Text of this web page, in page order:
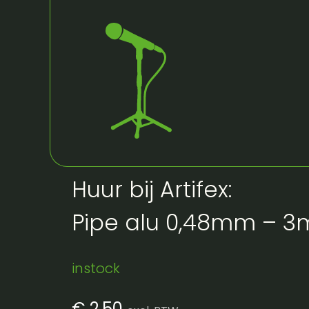
Huur bij Artifex:
Pipe alu 0,48mm –
instock